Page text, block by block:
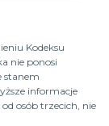
Kodeksu
nie ponosi
stanem
informacje
osób trzecich, nie